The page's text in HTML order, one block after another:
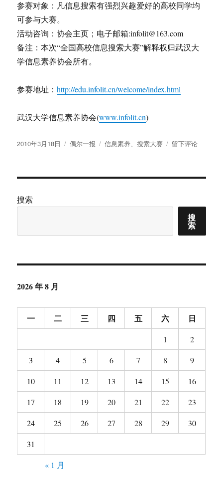
参赛对象：凡信息搜索有强烈兴趣爱好的高校同学均
可参与大赛。
活动咨询：协会主页；电子邮箱:infolit@163.com
备注：本次“全国高校信息搜索大赛”解释权归武汉大
学信息素养协会所有。
参赛地址：http://edu.infolit.cn/welcome/index.html
武汉大学信息素养协会(www.infolit.cn)
发
2010年3月18日
分
偶尔一报
标
信息素养、搜索大赛
于
届
无
校
大
开
留下评论
搜索
搜
索
2026 年 8 月
一 二 三 四 五 六 日
1
2
3
4 5 6 7 8
9
10
11 12 13 14 15
16
17
18 19 20 21 22
23
24
25 26 27 28 29
30
31
« 1 月